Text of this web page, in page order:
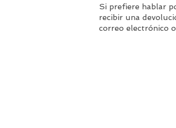
Si prefiere hablar
recibir una
correo electrónico